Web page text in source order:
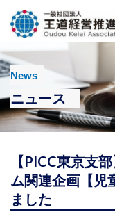
News
ニュース
【PICC東京支
ム関連企画【児
ました